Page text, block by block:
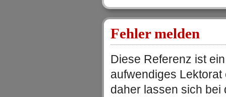
Fehler melden
Diese Referenz ist
aufwendiges
daher lassen sich bei